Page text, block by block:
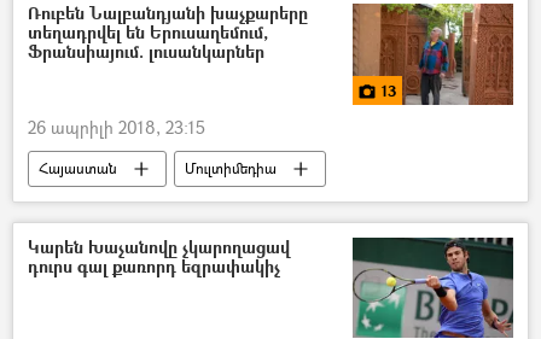
Ռուբեն Նալբանդյանի խաչքարերը
տեղադրվել են Երուսաղեմում,
Ֆրանսիայում. լուսանկարներ
13
26 ապրիլի 2018, 23:15
Հայաստան
Մուլտիմեդիա
հասարակություն
Լուսանկարներ
մշակույթ
Կարեն Խաչանովը չկարողացավ
դուրս գալ քառորդ եզրափակիչ